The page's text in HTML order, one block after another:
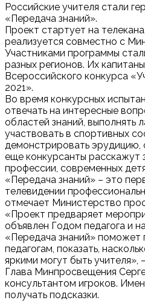
Российские учителя стали
«Передача знаний».
Проект стартует на
реализуется совместно с
Участниками программы
разных регионов. Их
Всероссийского конкурса
2021».
Во время конкурсных
отвечать на интересные
областей знаний, выполнять
участвовать в спортивных
демонстрировать эрудицию,
еще конкурсанты расскажут
профессии, современных
«Передача знаний» – это
телевидении
отмечает Министерство
«Проект предваряет
объявлен Годом педагога и
«Передача знаний» поможет
педагогам, показать,
яркими могут быть
Глава Минпросвещения
консультантом игроков.
получать подсказки.